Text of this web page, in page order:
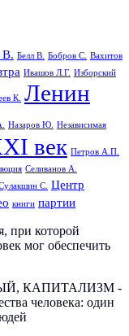
В. Белл В. Бобров С.
Вахитов
Ивашов Л.Г. Изборский
К.
Ленин
Назаров Ю. Независимая
век Петров А.П.
Селиванов А.
С.
Центр
книги партии
которой
мог обеспечить
КАПИТАЛИЗМ -
человека: один